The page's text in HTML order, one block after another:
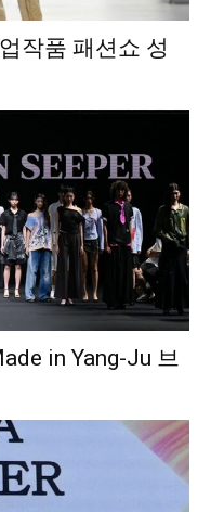
작품 패션쇼 성
in Yang-Ju 브